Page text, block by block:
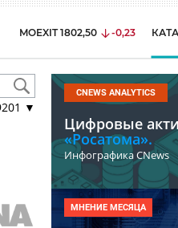
MOEXIT 1802,50 -0,23
▼
CNEWS ANALYTICS
Цифровые
«Росатома».
Инфографика CNews
МНЕНИЕ МЕСЯЦА